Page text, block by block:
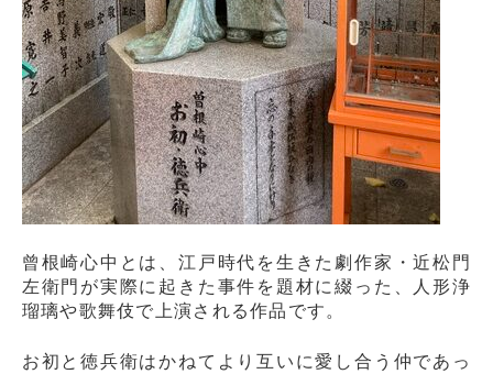
曾根崎心中とは、江戸時代を生きた劇作家・近松門
左衛門が実際に起きた事件を題材に綴った、人形浄
瑠璃や歌舞伎で上演される作品です。
お初と徳兵衛はかねてより互いに愛し合う仲であっ